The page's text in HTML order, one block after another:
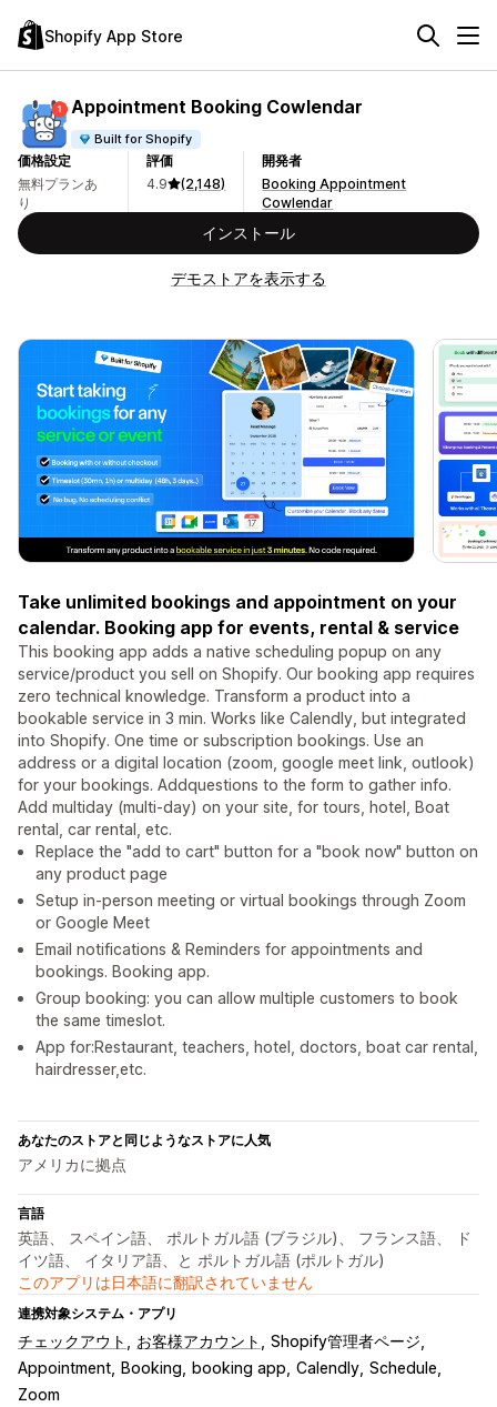
Shopify App Store
Appointment Booking Cowlendar
Built for Shopify
価格設定
無料プランあ
り
評価
4.9
(2,148)
開発者
Booking Appointment
Cowlendar
インストール
デモストアを表示する
Take unlimited bookings and appointment on your
calendar. Booking app for events, rental & service
This booking app adds a native scheduling popup on any
service/product you sell on Shopify. Our booking app requires
zero technical knowledge. Transform a product into a
bookable service in 3 min. Works like Calendly, but integrated
into Shopify. One time or subscription bookings. Use an
address or a digital location (zoom, google meet link, outlook)
for your bookings. Addquestions to the form to gather info.
Add multiday (multi-day) on your site, for tours, hotel, Boat
rental, car rental, etc.
Replace the "add to cart" button for a "book now" button on
any product page
Setup in-person meeting or virtual bookings through Zoom
or Google Meet
Email notifications & Reminders for appointments and
bookings. Booking app.
Group booking: you can allow multiple customers to book
the same timeslot.
App for:Restaurant, teachers, hotel, doctors, boat car rental,
hairdresser,etc.
あなたのストアと同じようなストアに人気
アメリカに拠点
言語
英語、 スペイン語、 ポルトガル語 (ブラジル)、 フランス語、 ド
イツ語、 イタリア語、と ポルトガル語 (ポルトガル)
このアプリは日本語に翻訳されていません
連携対象システム・アプリ
チェックアウト お客様アカウント
Shopify管理者ページ
Appointment
Booking booking app Calendly Schedule
Zoom